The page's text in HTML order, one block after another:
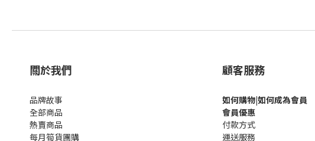
關於我們
品牌故事
全部商品
熱賣商品
每月筍貨團購
顧客服務
如何購物|如何成為會員
會員優惠
付款方式
運送服務